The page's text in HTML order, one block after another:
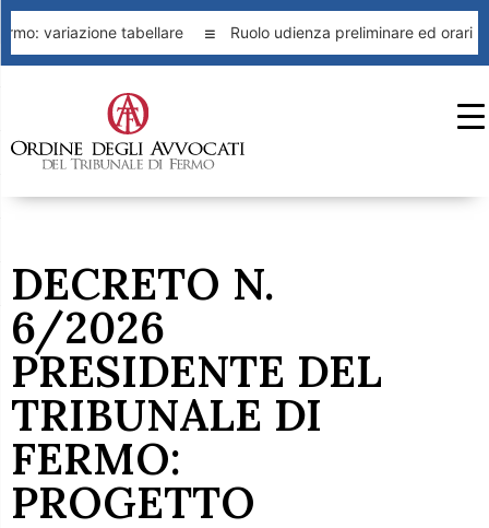
variazione tabellare Ruolo udienza preliminare ed orari
DECRETO N.
6/2026
PRESIDENTE DEL
TRIBUNALE DI
FERMO:
PROGETTO